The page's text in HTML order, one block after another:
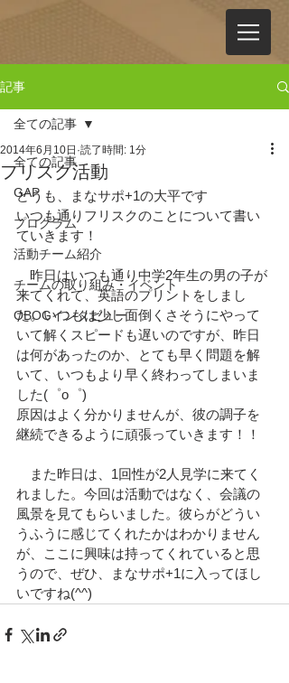
記事
全ての記事
GAP
プログラム
活動チーム紹介
チームの取り組み・イベント
OBOGインタビュー
全ての記事
フリスク活動
2014年6月10日 読了時間: 1分
どうも、まなサポ+1の大平です
いつも通りフリスクのことについて書い
ていきます！
昨日はいつも通り中学2年生の男の子が
来てくれて、英語のプリントをしまし
た。いつもは少し面倒くさそうにやって
いて解くスピードも遅いのですが、昨日
は何があったのか、とても早く問題を解
いて、いつもより早く終わってしまいま
した(゜o゜)
原因はよく分かりませんが、彼の調子を
継続できるように頑張っていきます！！
また昨日は、1回性が2人見学に来てく
れました。今回は活動ではなく、会議の
風景を見てもらいました。彼らがどうい
うふうに感じてくれたかはわかりません
が、ここに興味は持ってくれていると思
うので、ぜひ、まなサポ+1に入ってほし
いですね(^^)